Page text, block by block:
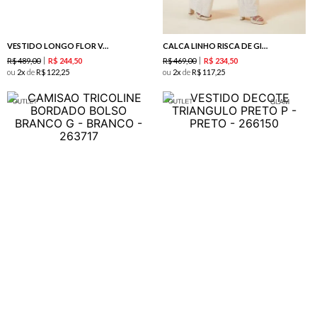
VESTIDO LONGO FLOR VAZADA ROSE
R$489,00 R$ 244 50
ou 2 deR$ 122 25
CALCA LINHO RISCA DE GIZ NATURAL
R$469,00 R$ 234 50
ou 2 deR$ 117 25